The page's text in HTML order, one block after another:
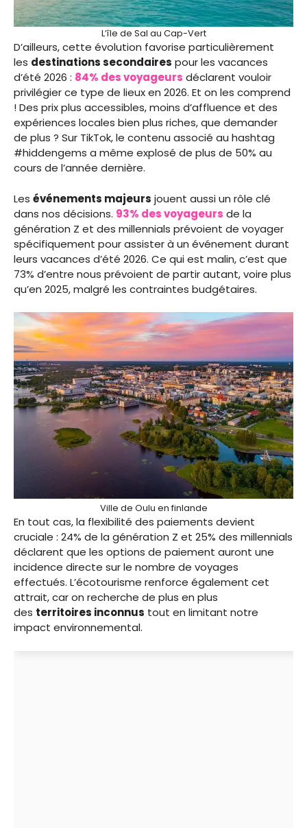
L’île de Sal au Cap-Vert
D’ailleurs, cette évolution favorise particulièrement
les destinations secondaires pour les vacances
d’été 2026 : 84% des voyageurs déclarent vouloir
privilégier ce type de lieux en 2026. Et on les comprend
! Des prix plus accessibles, moins d’affluence et des
expériences locales bien plus riches, que demander
de plus ? Sur TikTok, le contenu associé au hashtag
#hiddengems a même explosé de plus de 50% au
cours de l’année dernière.
Les événements majeurs jouent aussi un rôle clé
dans nos décisions. 93% des voyageurs de la
génération Z et des millennials prévoient de voyager
spécifiquement pour assister à un événement durant
leurs vacances d’été 2026. Ce qui est malin, c’est que
73% d’entre nous prévoient de partir autant, voire plus
qu’en 2025, malgré les contraintes budgétaires.
Ville de Oulu en finlande
En tout cas, la flexibilité des paiements devient
cruciale : 24% de la génération Z et 25% des millennials
déclarent que les options de paiement auront une
incidence directe sur le nombre de voyages
effectués. L’écotourisme renforce également cet
attrait, car on recherche de plus en plus
des territoires inconnus tout en limitant notre
impact environnemental.